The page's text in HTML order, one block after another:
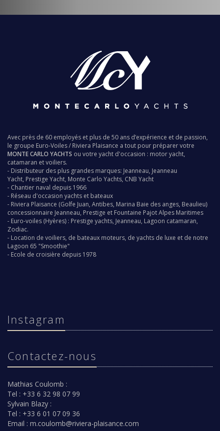
Avec près de 60 employés et plus de 50 ans d’expérience et de passion,
le groupe Euro-Voiles/ Riviera Plaisance a tout pour préparer votre
MONTE CARLO YACHTS ou votre yacht d'occasion : motor yacht,
catamaran et voiliers.
- Distributeur des plus grandes marques: Jeanneau, Jeanneau
Yacht, Prestige Yacht, Monte Carlo Yachts, CNB Yacht
- Chantier naval depuis 1966
- Réseau d'occasion yachts et bateaux
- Riviera Plaisance (Golfe Juan, Antibes, Marina Baie des anges, Beaulieu)
concessionnaire Jeanneau, Prestige et Fountaine PajotAlpes Maritimes
- Euro-voiles (Hyères) : Prestige yachts, Jeanneau, Lagoon catamaran,
Zodiac.
- Location de voiliers, de bateaux moteurs, de yachts de luxe et de notre
Lagoon 65 "Smoothie"
- Ecole de croisière depuis 1978
Instagram
Contactez-nous
Mathias Coulomb :
Tel : +33 6 32 98 07 99
Sylvain Blazy :
Tel : +33 6 01 07 09 36
Email : m.coulomb@riviera-plaisance.com